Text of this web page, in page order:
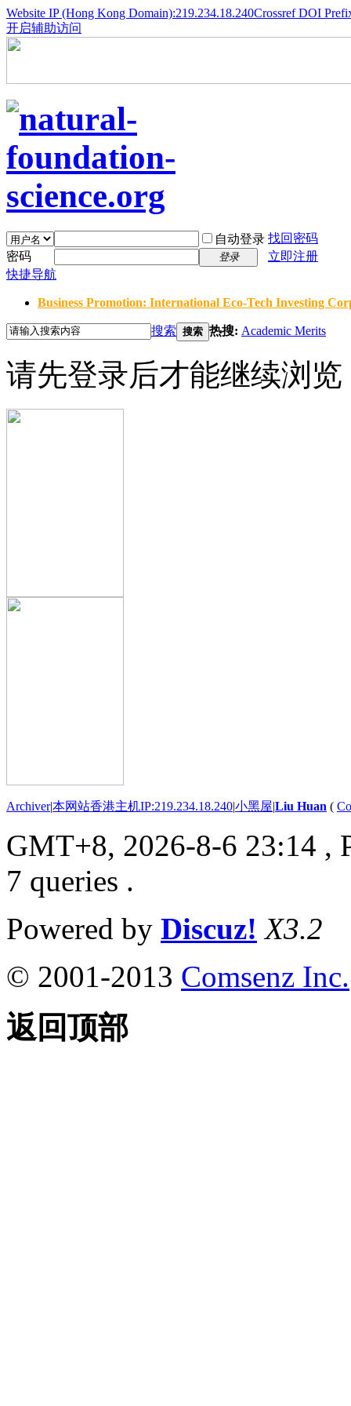
Website IP (Hong Kong Domain):219.234.18.240Crossref DOI
开启辅助访问
自动登录 找回密码
密码
登录
立即注册
快捷导航
Business Promotion: International Eco-Tech Investing
搜索 搜索 热搜: Academic Merits
请先登录后才能继续浏览
Archiver|本网站香港主机IP:219.234.18.240|小黑屋|Liu Huan (
GMT+8, 2026-8-6 23:14 ,
7 queries .
Powered by Discuz! X3.2
© 2001-2013 Comsenz Inc.
返回顶部